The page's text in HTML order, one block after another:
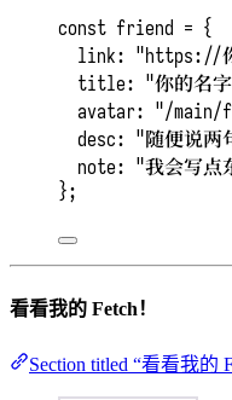
const friend = {
link: "https://
title: "你的名字
avatar: "/main/
desc: "随便说两
note: "我会写点
};
看看我的 Fetch！
Section titled “看看我的